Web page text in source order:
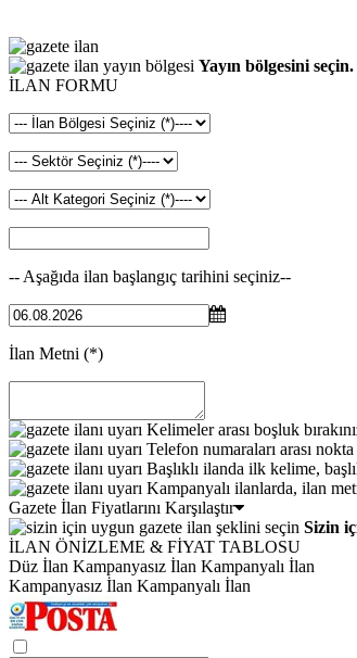
Yayın bölgesini
İLAN FORMU
-- Aşağıda ilan başlangıç tarihini seçiniz--
İlan Metni (*)
Kelimeler arası boşluk
Telefon numaraları arası
Başlıklı ilanda ilk kelime,
Kampanyalı ilanlarda, ilan
Gazete İlan Fiyatlarını Karşılaştır
Sizin
İLAN ÖNİZLEME & FİYAT TABLOSU
Düz İlan Kampanyasız İlan Kampanyalı İlan
Kampanyasız İlan Kampanyalı İlan